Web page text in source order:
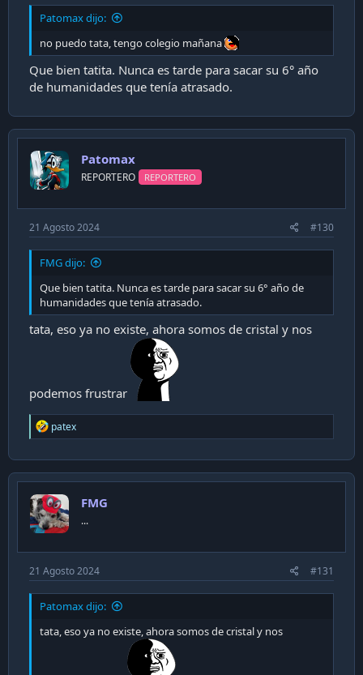
Patomax dijo:
no puedo tata, tengo colegio mañana
Que bien tatita. Nunca es tarde para sacar su 6° año
de humanidades que tenía atrasado.
Patomax
REPORTERO REPORTERO
21 Agosto 2024 #130
FMG dijo:
Que bien tatita. Nunca es tarde para sacar su 6° año de
humanidades que tenía atrasado.
tata, eso ya no existe, ahora somos de cristal y nos
podemos frustrar
R
e
c
t
o
n
s
patex
FMG
...
21 Agosto 2024 #131
Patomax dijo:
tata, eso ya no existe, ahora somos de cristal y nos